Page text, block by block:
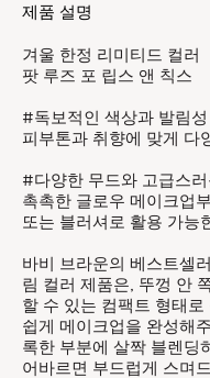
제품 설명
겨울 한정 리미티드 컬러
​팟 루즈 포 립스 앤 칙스
​#독보적인 색상과 발림성
피부톤과 취향에 맞게 다
​#다양한 무드와 고급스
촉촉한 글로우 메이크업
또는 블러셔로 활용 가능
바비 브라운의 베스트셀
림 컬러 제품은, 뚜껑 안
할 수 있는 컴팩트 형태
쉽게 메이크업을 완성해
록한 부분에 살짝 블렌딩
어바르면 부드럽게 스며